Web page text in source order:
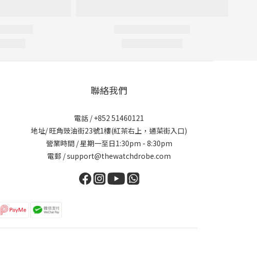
聯絡我們
電話 / +852 51460121
地址/ 旺角豉油街23號1樓(紅茶右上，通菜街入口)
營業時間 / 星期一至日1:30pm - 8:30pm
電郵 / support@thewatchdrobe.com